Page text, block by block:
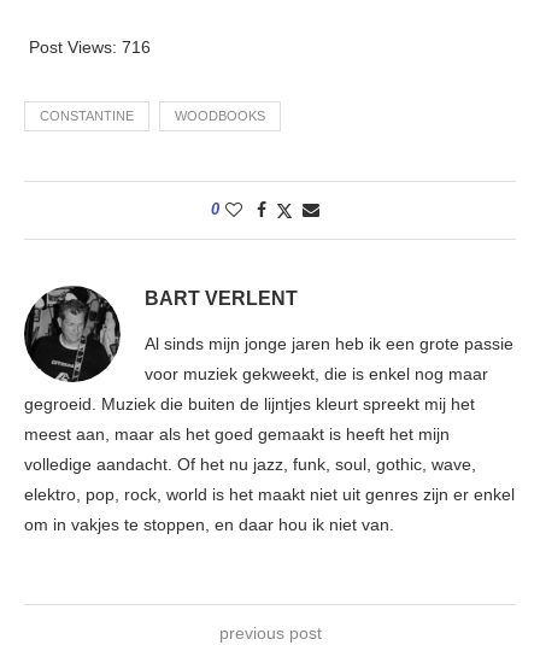
Post Views: 716
CONSTANTINE WOODBOOKS
0
BART VERLENT
Al sinds mijn jonge jaren heb ik een grote passie
voor muziek gekweekt, die is enkel nog maar
gegroeid. Muziek die buiten de lijntjes kleurt spreekt mij het
meest aan, maar als het goed gemaakt is heeft het mijn
volledige aandacht. Of het nu jazz, funk, soul, gothic, wave,
elektro, pop, rock, world is het maakt niet uit genres zijn er enkel
om in vakjes te stoppen, en daar hou ik niet van.
previous post